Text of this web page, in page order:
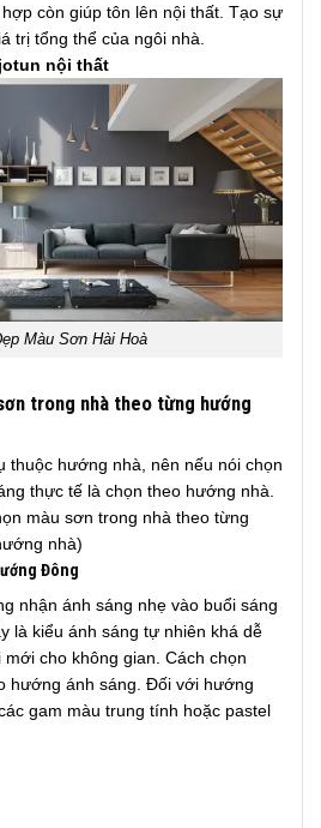
còn giúp tôn lên nội thất. Tạo sự
trị tổng thể của ngôi nhà.
nội thất
Màu Sơn Hài Hoà
trong nhà theo từng hướng
thuộc hướng nhà, nên nếu nói chọn
thực tế là chọn theo hướng nhà.
màu sơn trong nhà theo từng
nhà)
Đông
nhận ánh sáng nhẹ vào buổi sáng
là kiểu ánh sáng tự nhiên khá dễ
cho không gian. Cách chọn
hướng ánh sáng. Đối với hướng
gam màu trung tính hoặc pastel